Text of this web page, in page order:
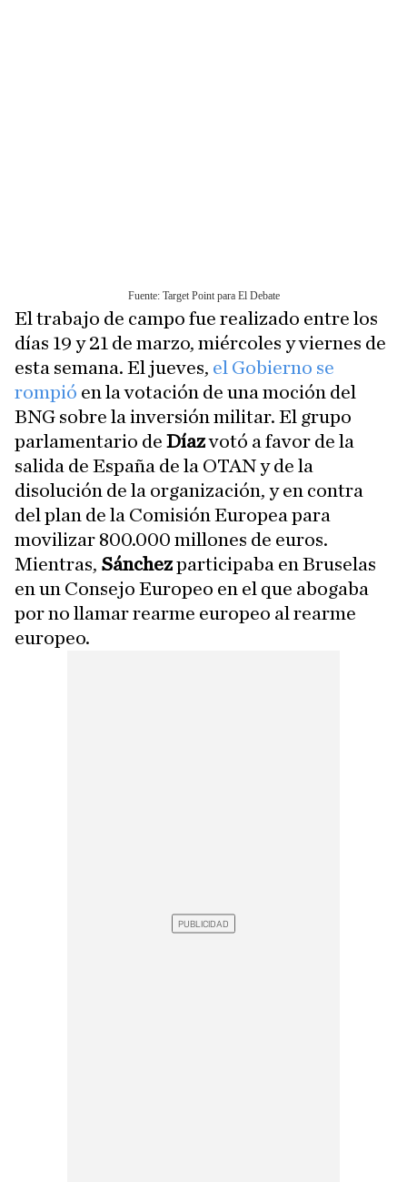
El trabajo de campo fue realizado entre los
días 19 y 21 de marzo, miércoles y viernes de
esta semana. El jueves, el Gobierno se
rompió en la votación de una moción del
BNG sobre la inversión militar. El grupo
parlamentario de Díazvotó a favor de la
salida de España de la OTAN y de la
disolución de la organización, y en contra
del plan de la Comisión Europea para
movilizar 800.000 millones de euros.
Mientras, Sánchezparticipaba en Bruselas
en un Consejo Europeo en el que abogaba
por no llamar rearme europeo al rearme
europeo.